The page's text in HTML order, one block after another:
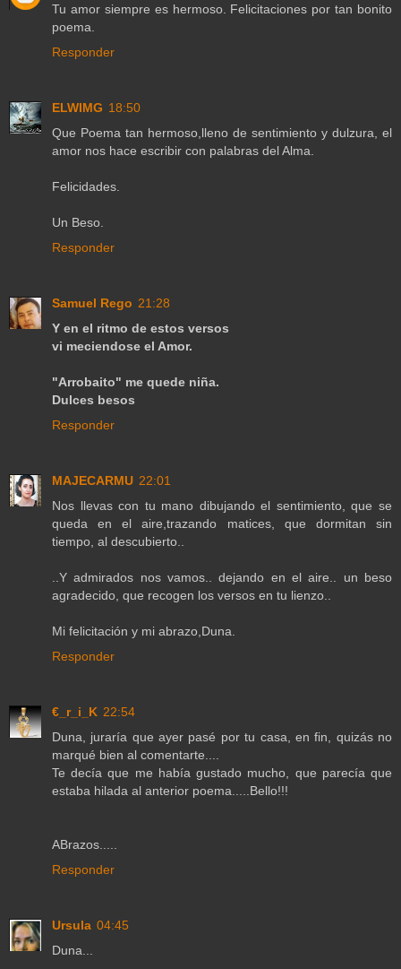
Tu amor siempre es hermoso. Felicitaciones por tan bonito
poema.
Responder
ELWIMG 18:50
Que Poema tan hermoso,lleno de sentimiento y dulzura, el
amor nos hace escribir con palabras del Alma.
Felicidades.
Un Beso.
Responder
Samuel Rego 21:28
Y en el ritmo de estos versos
vi meciendose el Amor.
"Arrobaito" me quede niña.
Dulces besos
Responder
MAJECARMU 22:01
Nos llevas con tu mano dibujando el sentimiento, que se
queda en el aire,trazando matices, que dormitan sin
tiempo, al descubierto..
..Y admirados nos vamos.. dejando en el aire.. un beso
agradecido, que recogen los versos en tu lienzo..
Mi felicitación y mi abrazo,Duna.
Responder
€_r_i_K 22:54
Duna, juraría que ayer pasé por tu casa, en fin, quizás no
marqué bien al comentarte....
Te decía que me había gustado mucho, que parecía que
estaba hilada al anterior poema.....Bello!!!
ABrazos.....
Responder
Ursula 04:45
Duna...